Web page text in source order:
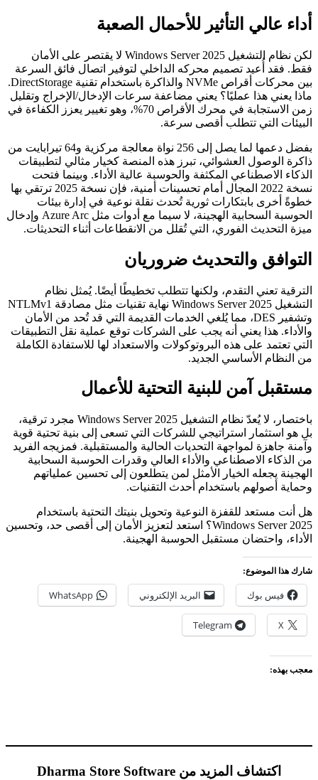
أداء عالي التأثير للأحمال الصعبة
لكن نظام التشغيل Windows Server 2025 لا يقتصر على الأمان
فقط. فقد أُعيد تصميم محركه الداخلي لتوفير اتصال فائق السرعة
بين محركات أقراص NVMe والذاكرة باستخدام تقنية DirectStorage.
ماذا يعني هذا عمليًا؟ يعني مضاعفة سرعات الإدخال/الإخراج وتقليل
زمن الاستجابة في محرك الأقراص 70%، وهو تغيير يعزز الكفاءة في
البيئات التي تتطلب أقصى سرعة.
بفضل دعمها لما يصل إلى 256 نواة معالجة مركزية و64 تيرابايت من
ذاكرة الوصول العشوائي، تبرز هذه المنصة كخيار مثالي لتطبيقات
الذكاء الاصطناعي المكثفة والحوسبة عالية الأداء. وبينما فتحت
نسخة 2022 المجال أمام تحسينات أمنية، فإن نسخة 2025 ترتقي بها
خطوةً أخرى بابتكارات ثورية تُحدث نقلة نوعية في إدارة بيئات
الحوسبة السحابية الهجينة، لا سيما مع أدوات مثل Azure Arc وإدخال
ميزة التحديث الفوري، التي تُقلل من الانقطاعات أثناء التحديثات.
التوافق والتحديث ضروريان
الترقية تعني التقدم، ولكنها تتطلب تخطيطًا أيضًا. يُمثل نظام
التشغيل Windows Server 2025 نهاية تقنيات مثل مصادقة NTLMv1
وتشفير DES، مما يُلغي الخدمات القديمة التي قد تُحد من الأمان
والأداء. هذا يعني أنه يجب على الشركات توقع عملية نقل التطبيقات
التي تعتمد على هذه البروتوكولات والاستعداد لها للاستفادة الكاملة
من النظام الأساسي الجديد.
مستقبل آمن للبنية التحتية للأعمال
باختصار، لا يُعدّ نظام التشغيل Windows Server 2025 مجرد ترقية،
بل هو استثمار استراتيجي للشركات التي تسعى إلى بنية تحتية قوية
وآمنة جاهزة لمواجهة التحديات الحالية والمستقبلية. فمزيجه الفريد
من الذكاء الاصطناعي والأداء العالي وقدرات الحوسبة السحابية
الهجينة يجعله الخيار الأمثل لمن يتطلعون إلى تحسين عملياتهم
وحماية أصولهم باستخدام أحدث التقنيات.
هل أنت مستعد للقفزة النوعية وتحويل بنيتك التحتية باستخدام
Windows Server 2025؟ استعد لتعزيز الأمان إلى أقصى حد، وتحسين
الأداء، واحتضان مستقبل الحوسبة الهجينة.
شارك هذا الموضوع:
فيس بوك البريد الإلكتروني WhatsApp
X
Telegram
معجب بهذه:
اكتشاف المزيد من Dharma Store Software